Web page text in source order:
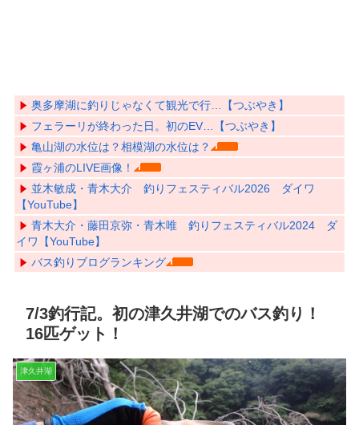
奥多摩湖に釣りじゃなくて観光で行…【つぶやき】
フェラーリが終わった日。初のEV…【つぶやき】
亀山湖の水位は？相模湖の水位は？
霞ヶ浦のLIVE画像！
並木敏成・青木大介 釣りフェスティバル2026 ダイワ
【YouTube】
青木大介・藤田京弥・青木唯 釣りフェスティバル2024 ダ
イワ【YouTube】
バス釣りブログランキング
7/3釣行記。初の津久井湖でのバス釣り！
16匹ゲット！
津久井湖